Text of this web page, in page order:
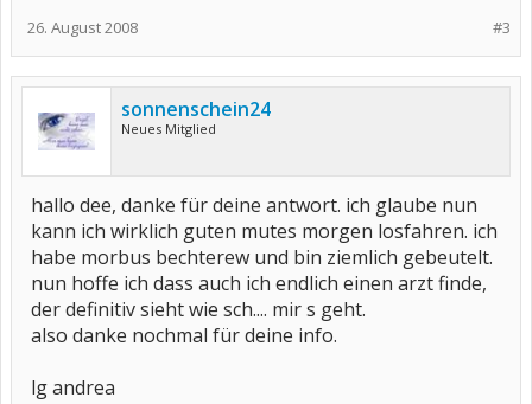
#3
26. August 2008
sonnenschein24
Neues Mitglied
hallo dee, danke für deine antwort. ich glaube nun
kann ich wirklich guten mutes morgen losfahren. ich
habe morbus bechterew und bin ziemlich gebeutelt.
nun hoffe ich dass auch ich endlich einen arzt finde,
der definitiv sieht wie sch.... mir s geht.
also danke nochmal für deine info.
lg andrea